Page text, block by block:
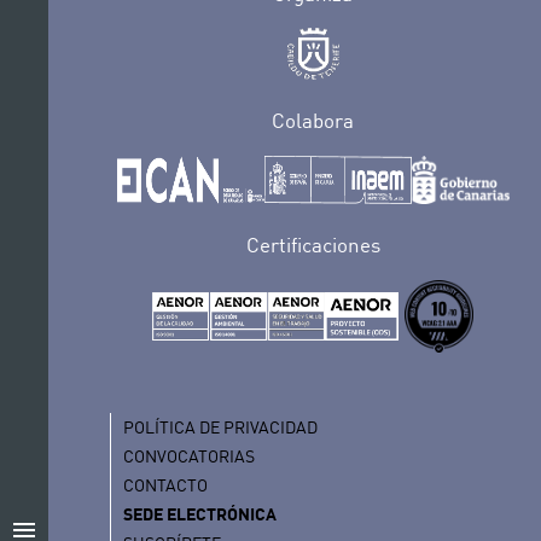
menu
Colabora
Certificaciones
POLÍTICA DE PRIVACIDAD
CONVOCATORIAS
CONTACTO
SEDE ELECTRÓNICA